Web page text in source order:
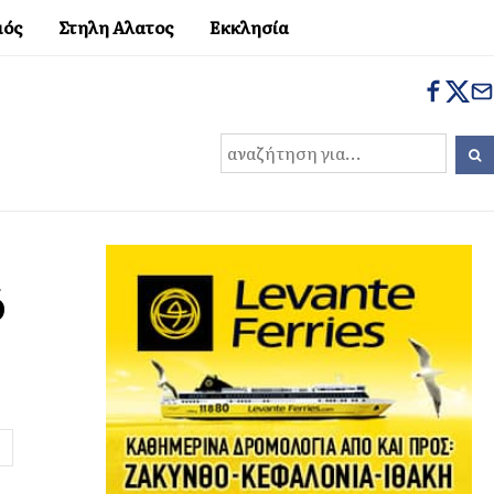
Στηλη Αλατος Εκκλησία